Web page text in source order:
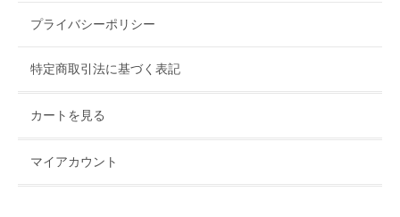
プライバシーポリシー
特定商取引法に基づく表記
カートを見る
マイアカウント